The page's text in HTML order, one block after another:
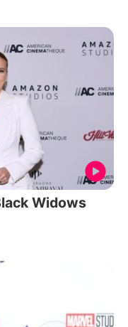
Widows